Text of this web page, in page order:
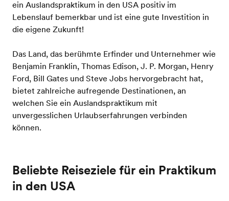
ein Auslandspraktikum in den USA positiv im
Lebenslauf bemerkbar und ist eine gute Investition in
die eigene Zukunft!
Das Land, das berühmte Erfinder und Unternehmer wie
Benjamin Franklin, Thomas Edison, J. P. Morgan, Henry
Ford, Bill Gates und Steve Jobs hervorgebracht hat,
bietet zahlreiche aufregende Destinationen, an
welchen Sie ein Auslandspraktikum mit
unvergesslichen Urlaubserfahrungen verbinden
können.
Beliebte Reiseziele für ein Praktikum
in den USA